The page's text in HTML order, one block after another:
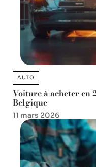
AUTO
Voiture à acheter en
Belgique
11 mars 2026